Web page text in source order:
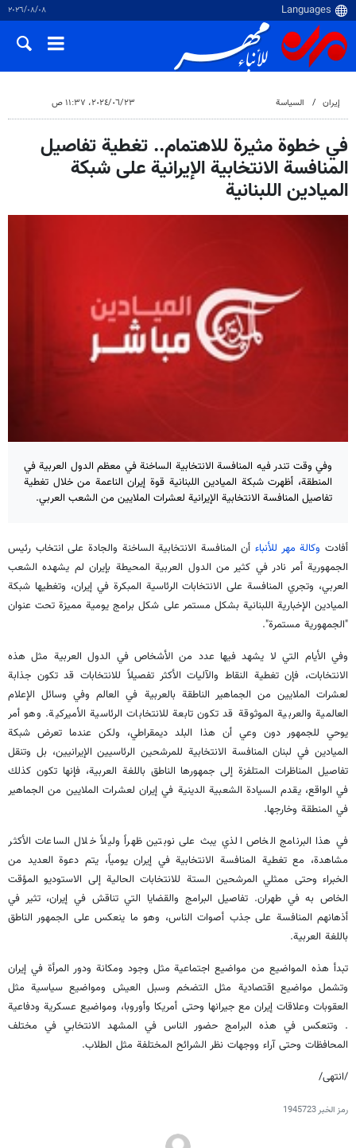
٠٨‏/٠٨‏/٢٠٢٦
إيران السياسة ٢٣‏/٠٦‏/٢٠٢٤، ١١:٣٧ ص
في خطوة مثيرة للاهتمام.. تغطية تفاصيل
المنافسة الانتخابية الإيرانية على شبكة
الميادين اللبنانية
وفي وقت تندر فيه المنافسة الانتخابية الساخنة في معظم الدول العربية في
المنطقة، أظهرت شبكة الميادين اللبنانية قوة إيران الناعمة من خلال تغطية
تفاصيل المنافسة الانتخابية الإيرانية لعشرات الملايين من الشعب العربي.
أفادت وكالة مهر للأنباءأن المنافسة الانتخابية الساخنة والجادة على انتخاب رئيس
الجمهورية أمر نادر في كثير من الدول العربية المحيطة بإيران لم يشهده الشعب
العربي، وتجري المنافسة على الانتخابات الرئاسية المبكرة في إيران، وتغطيها شبكة
الميادين الإخبارية اللبنانية بشكل مستمر على شكل برامج يومية مميزة تحت عنوان
"الجمهورية مستمرة".
وفي الأيام التي لا يشهد فيها عدد من الأشخاص في الدول العربية مثل هذه
الانتخابات، فإن تغطية النقاط والآليات الأكثر تفصيلاً للانتخابات قد تكون جذابة
لعشرات الملايين من الجماهير الناطقة بالعربية في العالم وفي وسائل الإعلام
العالمية والعربية الموثوقة قد تكون تابعة للانتخابات الرئاسية الأميركية. وهو أمر
يوحي للجمهور دون وعي أن هذا البلد ديمقراطي، ولكن عندما تعرض شبكة
الميادين في لبنان المنافسة الانتخابية للمرشحين الرئاسيين الإيرانيين، بل وتنقل
تفاصيل المناظرات المتلفزة إلى جمهورها الناطق باللغة العربية، فإنها تكون كذلك
في الواقع، يقدم السيادة الشعبية الدينية في إيران لعشرات الملايين من الجماهير
في المنطقة وخارجها.
في هذا البرنامج الخاص الذي يبث على نوبتين ظهراً وليلاً خلال الساعات الأكثر
مشاهدة، مع تغطية المنافسة الانتخابية في إيران يومياً، يتم دعوة العديد من
الخبراء وحتى ممثلي المرشحين الستة للانتخابات الحالية إلى الاستوديو المؤقت
الخاص به في طهران. تفاصيل البرامج والقضايا التي تناقش في إيران، تثير في
أذهانهم المنافسة على جذب أصوات الناس، وهو ما ينعكس على الجمهور الناطق
باللغة العربية.
تبدأ هذه المواضيع من مواضيع اجتماعية مثل وجود ومكانة ودور المرأة في إيران
وتشمل مواضيع اقتصادية مثل التضخم وسبل العيش ومواضيع سياسية مثل
العقوبات وعلاقات إيران مع جيرانها وحتى أمريكا وأوروبا، ومواضيع عسكرية ودفاعية
. وتنعكس في هذه البرامج حضور الناس في المشهد الانتخابي في مختلف
المحافظات وحتى آراء ووجهات نظر الشرائح المختلفة مثل الطلاب.
/انتهى/
رمز الخبر1945723